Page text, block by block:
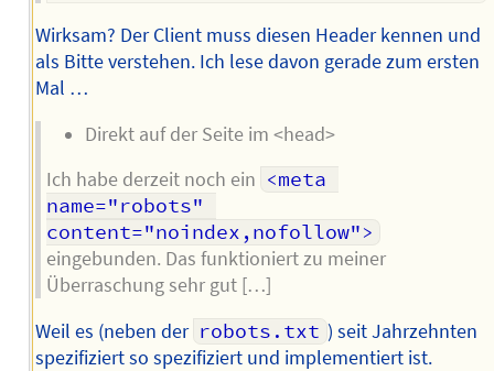
Wirksam? Der Client muss diesen Header kennen und
als Bitte verstehen. Ich lese davon gerade zum ersten
Mal …
Direkt auf der Seite im <head>
Ich habe derzeit noch ein <meta
name="robots"
content="noindex,nofollow">
eingebunden. Das funktioniert zu meiner
Überraschung sehr gut […]
Weil es (neben der robots.txt ) seit Jahrzehnten
spezifiziert so spezifiziert und implementiert ist.